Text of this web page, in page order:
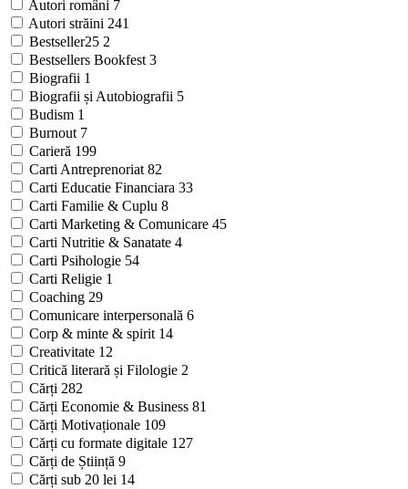
Autori români 7
Autori străini 241
Bestseller25 2
Bestsellers Bookfest 3
Biografii 1
Biografii și Autobiografii 5
Budism 1
Burnout 7
Carieră 199
Carti Antreprenoriat 82
Carti Educatie Financiara 33
Carti Familie & Cuplu 8
Carti Marketing & Comunicare 45
Carti Nutritie & Sanatate 4
Carti Psihologie 54
Carti Religie 1
Coaching 29
Comunicare interpersonală 6
Corp & minte & spirit 14
Creativitate 12
Critică literară și Filologie 2
Cărți 282
Cărți Economie & Business 81
Cărți Motivaționale 109
Cărți cu formate digitale 127
Cărți de Știință 9
Cărți sub 20 lei 14